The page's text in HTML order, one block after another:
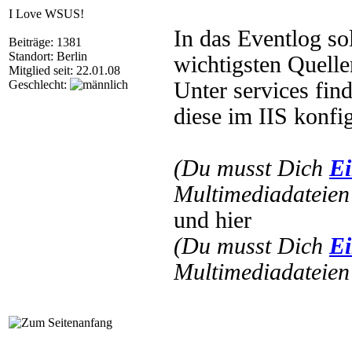
I Love WSUS!
Beiträge: 1381
Standort: Berlin
Mitglied seit: 22.01.08
Geschlecht:
In das Eventlog
wichtigsten
Unter services
diese im IIS
(Du musst Dich
und hier
(Du musst Dich